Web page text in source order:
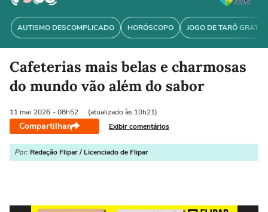
AUTISMO DESCOMPLICADO HORÓSCOPO JOGO DE TARÔ GRÁTIS
Cafeterias mais belas e charmosas
do mundo vão além do sabor
11 mai 2026 - 08h52 (atualizado às 10h21)
Compartilhar Exibir comentários
Por: Redação Flipar / Licenciado de Flipar